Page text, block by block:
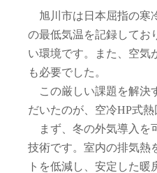
旭川市は日本屈指の寒
の最低気温を記録してお
い環境です。また、空気
も必要でした。
この厳しい課題を解決
だいたのが、空冷HP式熱
まず、冬の外気導入を
技術です。室内の排気熱
トを低減し、安定した暖